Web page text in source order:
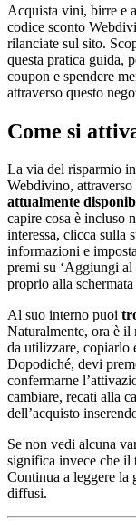
Acquista vini, birre e
codice sconto
rilanciate sul sito.
questa pratica guida,
coupon e spendere
attraverso questo
Come si
La via del risparmio
Webdivino,
attualmente
capire cosa è incluso
interessa, clicca sulla
informazioni e
premi su ‘Aggiungi al
proprio alla
Al suo interno puoi
Naturalmente, ora è
da utilizzare, copiarlo
Dopodiché, devi
confermarne
cambiare, recati alla
dell’acquisto
Se non vedi alcuna
significa invece che il
Continua a leggere la
diffusi.